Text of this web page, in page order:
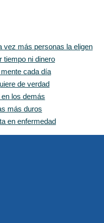
vez más personas la eligen
tiempo ni dinero
cada día
de verdad
los demás
más duros
en enfermedad